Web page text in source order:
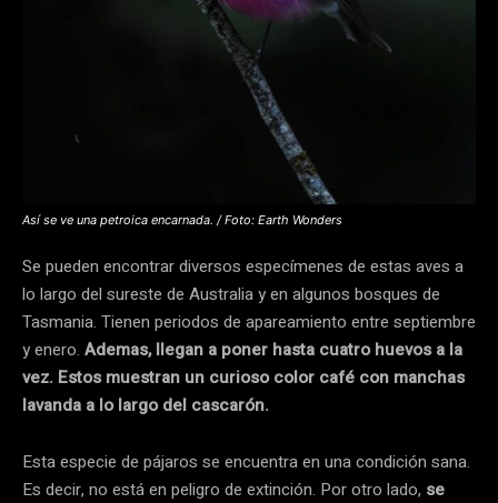
Así se ve una petroica encarnada. / Foto: Earth Wonders
Se pueden encontrar diversos especímenes de estas aves a
lo largo del sureste de Australia y en algunos bosques de
Tasmania. Tienen periodos de apareamiento entre septiembre
y enero. Ademas, llegan a poner hasta cuatro huevos a la
vez. Estos muestran un curioso color café con manchas
lavanda a lo largo del cascarón.
Esta especie de pájaros se encuentra en una condición sana.
Es decir, no está en peligro de extinción. Por otro lado, se